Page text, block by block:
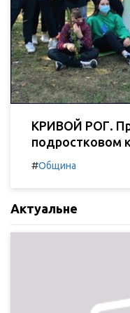
КРИВОЙ РОГ.
подростковом
#Община
Актуальне